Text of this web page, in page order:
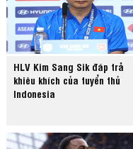
HLV Kim Sang Sik đáp trả
khiêu khích của tuyển thủ
Indonesia